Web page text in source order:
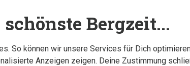
macht die Jacke funktional und mit
Bergzeit...
So können wir unsere Services für Dich
Anzeigen zeigen. Deine Zustimmung